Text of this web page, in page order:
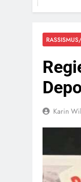
Karin